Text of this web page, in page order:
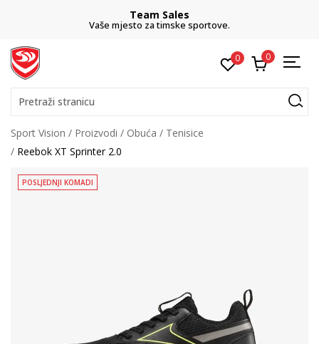
Team Sales
Vaše mjesto za timske sportove.
0 0
Pretraži stranicu
Sport Vision Proizvodi Obuća
Tenisice
Reebok XT Sprinter 2.0
POSLJEDNJI KOMADI